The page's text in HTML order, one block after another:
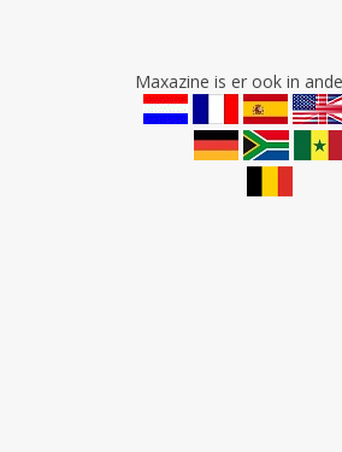
Maxazine is er ook in